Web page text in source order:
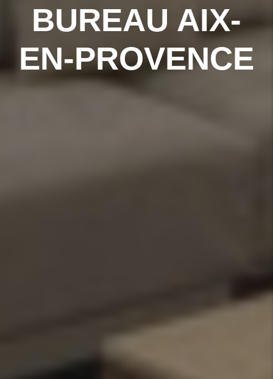
BUREAU AIX-
EN-PROVENCE